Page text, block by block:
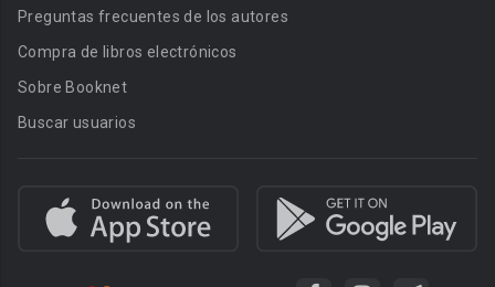
Preguntas frecuentes de los autores
Compra de libros electrónicos
Sobre Booknet
Buscar usuarios